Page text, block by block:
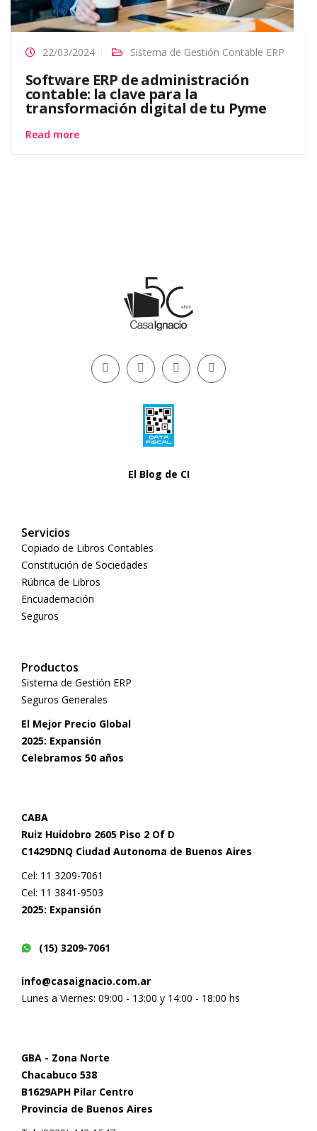
22/03/2024 Sistema de Gestión Contable ERP
Software ERP de administración
contable: la clave para la
transformación digital de tu Pyme
Read more
El Blog de CI
Servicios
Copiado de Libros Contables
Constitución de Sociedades
Rúbrica de Libros
Encuadernación
Seguros
Productos
Sistema de Gestión ERP
Seguros Generales
El Mejor Precio Global
2025: Expansión
Celebramos 50 años
CABA
Ruiz Huidobro 2605 Piso 2 Of D
C1429DNQ Ciudad Autonoma de Buenos Aires
Cel: 11 3209-7061
Cel: 11 3841-9503
2025: Expansión
(15) 3209-7061
info@casaignacio.com.ar
Lunes a Viernes: 09:00 - 13:00 y 14:00 - 18:00 hs
GBA - Zona Norte
Chacabuco 538
B1629APH Pilar Centro
Provincia de Buenos Aires